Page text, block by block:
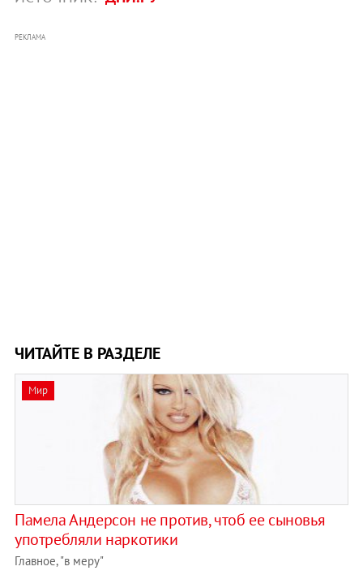
РЕКЛАМА
ЧИТАЙТЕ В РАЗДЕЛЕ
Мир
Памела Андерсон не против, чтоб ее сыновья
употребляли наркотики
Главное, "в меру"